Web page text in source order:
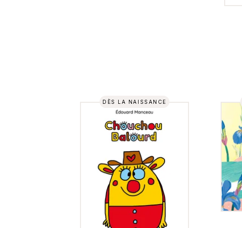
DÈS LA NAISSANCE